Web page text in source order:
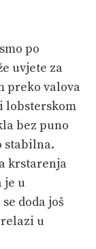
po
uvjete za
preko valova
lobsterskom
bez puno
stabilna.
krstarenja
je u
doda još
u